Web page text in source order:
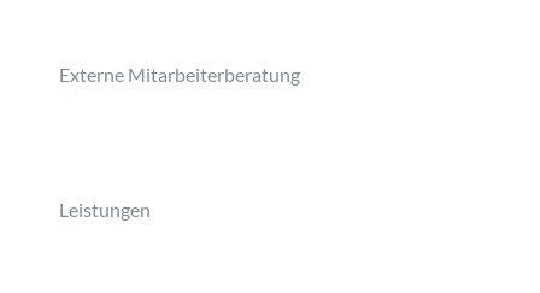
Externe Mitarbeiterberatung
Leistungen